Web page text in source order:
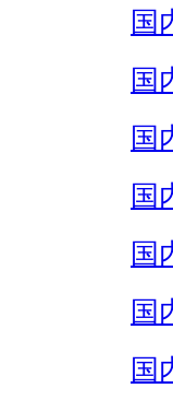
国
国
国
国
国
国
国